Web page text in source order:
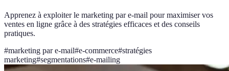
Apprenez à exploiter le marketing par e-mail pour maximiser vos
ventes en ligne grâce à des stratégies efficaces et des conseils
pratiques.
#marketing par e-mail#e-commerce#stratégies
marketing#segmentations#e-mailing